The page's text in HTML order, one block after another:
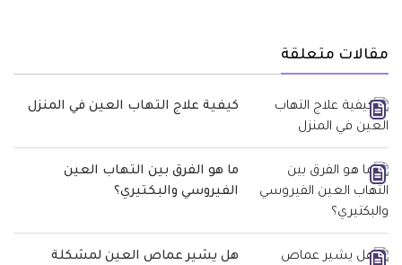
مقالات متعلقة
كيفية علاج التهاب العين في المنزل
ما هو الفرق بين التهاب العين
الفيروسي والبكتيري؟
هل يشير عماص العين لمشكلة